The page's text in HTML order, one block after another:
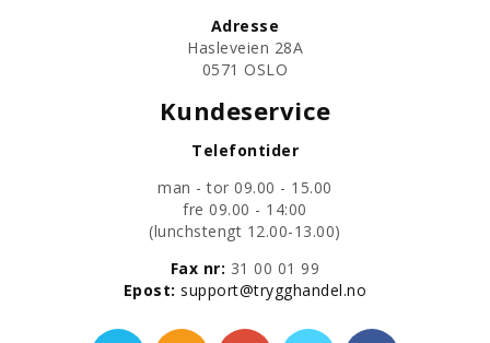
Adresse
Hasleveien 28A
0571 OSLO
Kundeservice
Telefontider
man - tor 09.00 - 15.00
fre 09.00 - 14:00
​(lunchstengt 12.00-13.00)
Fax nr: 31 00 01 99
​Epost:support@trygghandel.no